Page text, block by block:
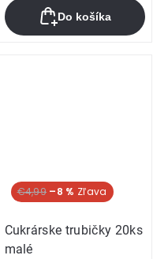
Do košíka
€4,99 –8 %
Cukrárske trubičky 20ks
malé